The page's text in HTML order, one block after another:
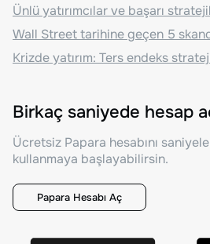
Ünlü yatırımcılar ve başarı
Wall Street tarihine geçen 5
Krizde yatırım: Ters endeks
Birkaç saniyede hesap
Ücretsiz Papara hesabını
kullanmaya başlayabilirsin.
Papara Hesabı Aç